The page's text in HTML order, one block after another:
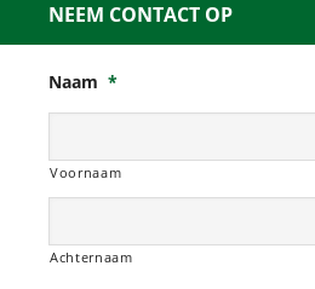
NEEM CONTACT OP
Naam *
Voornaam
Achternaam